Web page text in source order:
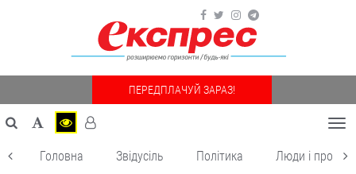
ПЕРЕДПЛАЧУЙ ЗАРАЗ!
Головна Звідусіль Політика Люди і